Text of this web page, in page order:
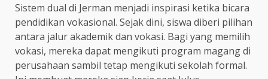
Sistem dual di Jerman menjadi inspirasi ketika bicara
pendidikan vokasional. Sejak dini, siswa diberi pilihan
antara jalur akademik dan vokasi. Bagi yang memilih
vokasi, mereka dapat mengikuti program magang di
perusahaan sambil tetap mengikuti sekolah formal.